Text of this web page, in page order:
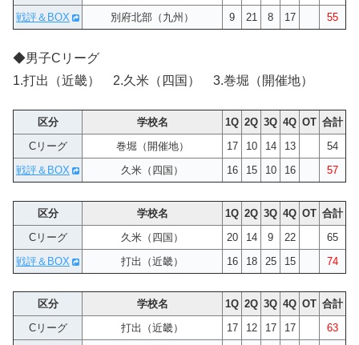
戦評＆BOX
別府北部（九州） 9 21 8 17 55
◆男子Cリーグ
1.打出（近畿） 2.久米（四国） 3.巻堀（開催地）
区分 学校名 1Q 2Q 3Q 4Q OT 合計
Cリーグ
巻堀（開催地） 17 10 14 13
54
戦評＆BOX
久米（四国） 16 15 10 16 57
区分 学校名 1Q 2Q 3Q 4Q OT 合計
Cリーグ
久米（四国） 20 14 9 22
65
戦評＆BOX
打出（近畿） 16 18 25 15 74
区分 学校名 1Q 2Q 3Q 4Q OT 合計
Cリーグ
打出（近畿） 17 12 17 17
63